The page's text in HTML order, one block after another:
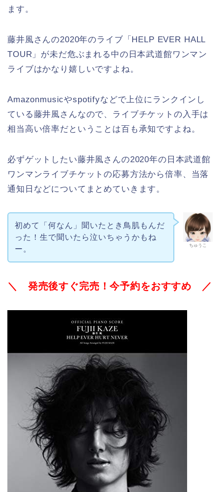
ます。
藤井風さんの2020年のライブ「HELP EVER HALL
TOUR」が未だ危ぶまれる中の日本武道館ワンマン
ライブはかなり嬉しいですよね。
Amazonmusicやspotifyなどで上位にランクインし
ている藤井風さんなので、ライブチケットの入手は
相当高い倍率だということは百も承知ですよね。
必ずゲットしたい藤井風さんの2020年の日本武道館
ワンマンライブチケットの応募方法から倍率、当落
通知日などについてまとめていきます。
ちゅうこ
初めて「何なん」聞いたとき鳥肌もんだ
った！生で聞いたら泣いちゃうかもね
ー。
＼ 発売後すぐ完売！今予約をおすすめ ／